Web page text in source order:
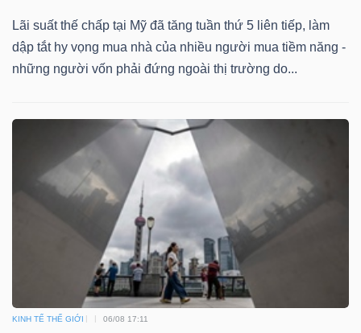
Lãi suất thế chấp tại Mỹ đã tăng tuần thứ 5 liên tiếp, làm
dập tắt hy vọng mua nhà của nhiều người mua tiềm năng -
những người vốn phải đứng ngoài thị trường do...
KINH TẾ THẾ GIỚI 06/08 17:11
Tất cả Cổ phiếu Chỉ số Chứng chỉ quỹ Chứng